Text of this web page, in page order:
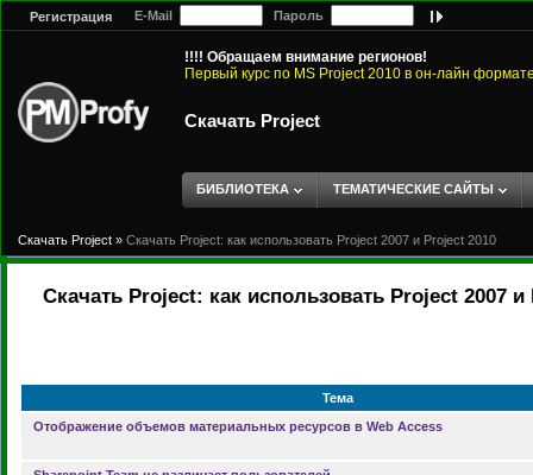
Регистрация E-Mail Пароль
!!!! Обращаем внимание регионов!
Первый курс по MS Project 2010 в он-лайн
Скачать Project
БИБЛИОТЕКА ТЕМАТИЧЕСКИЕ САЙТЫ
Скачать Project » Скачать Project: как использовать Project 2007 и Project 2010
Скачать Project: как использовать Project 2007 и
Тема
Отображение объемов материальных ресурсов в Web Access